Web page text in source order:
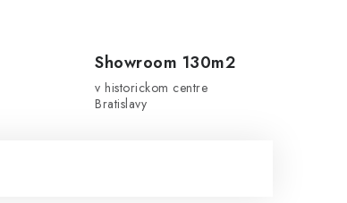
Showroom 130m2
v historickom centre
Bratislavy